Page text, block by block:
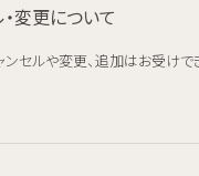
変更について
ンセルや変更、追加はお受けで